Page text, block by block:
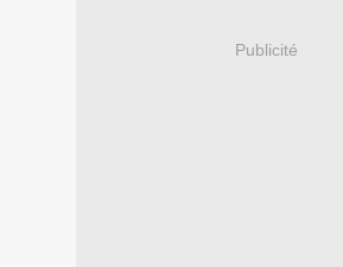
Publicité